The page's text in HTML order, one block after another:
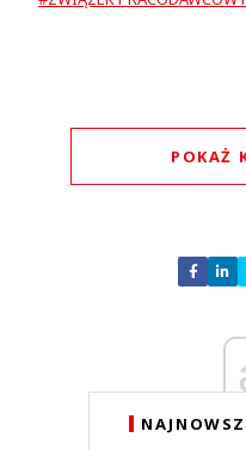
POKAŻ
This comment was